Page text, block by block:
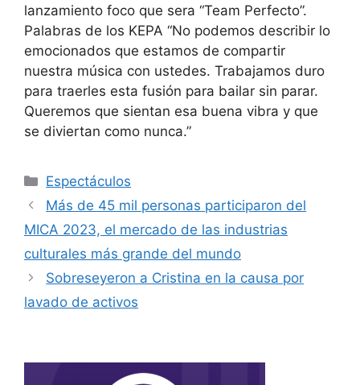
lanzamiento foco que sera “Team Perfecto”.
Palabras de los KEPA “No podemos describir lo
emocionados que estamos de compartir
nuestra música con ustedes. Trabajamos duro
para traerles esta fusión para bailar sin parar.
Queremos que sientan esa buena vibra y que
se diviertan como nunca.”
Espectáculos
Más de 45 mil personas participaron del
MICA 2023, el mercado de las industrias
culturales más grande del mundo
Sobreseyeron a Cristina en la causa por
lavado de activos